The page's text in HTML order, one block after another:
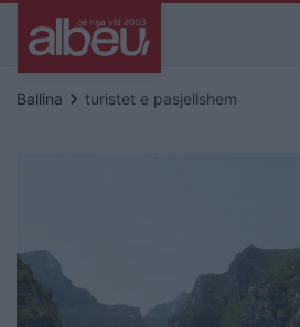
Ballina keyboard_arrow_right turistet e pasjellshem